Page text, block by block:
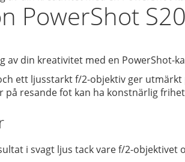
PowerShot
av din kreativitet med en PowerShot-
ett ljusstarkt f/2-objektiv ger
på resande fot kan ha konstnärlig
i svagt ljus tack vare f/2-objektivet